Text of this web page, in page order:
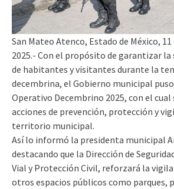
San Mateo Atenco, Estado de México,
2025.- Con el propósito de garantizar la
de habitantes y visitantes durante la
decembrina, el Gobierno municipal
Operativo Decembrino 2025, con el
acciones de prevención, protección y
territorio municipal.
Así lo informó la presidenta municipal
destacando que la Dirección de
Vial y Protección Civil, reforzará la
otros espacios públicos como parques,